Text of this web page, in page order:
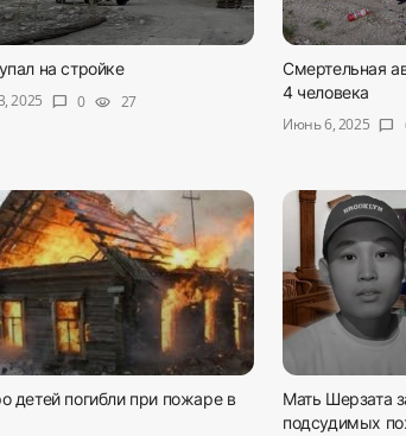
на стройке
2025
chat_bubble 0 visibility 27
Смертельная
4 человека
Июнь 6, 2025
chat_bubble
детей погибли при пожаре в
Мать Шерзата
подсудимых